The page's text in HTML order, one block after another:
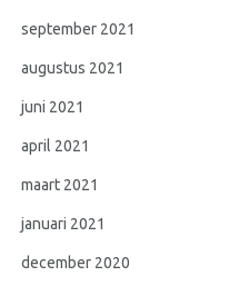
september 2021
augustus 2021
juni 2021
april 2021
maart 2021
januari 2021
december 2020